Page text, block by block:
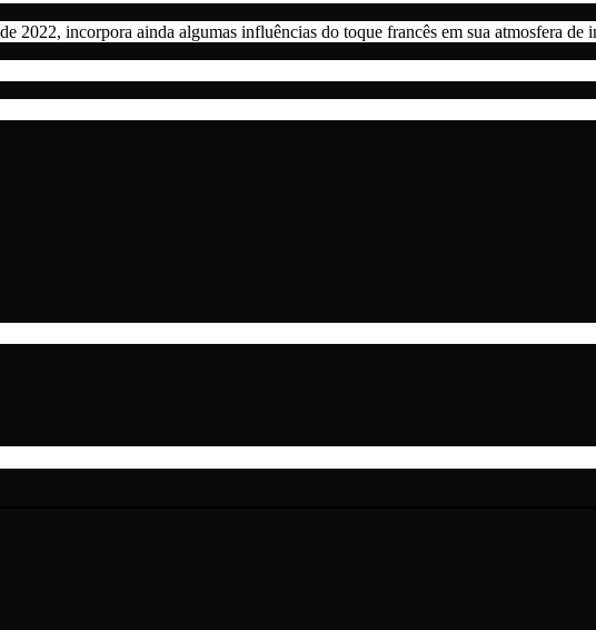
2022, incorpora ainda algumas influências do toque francês em sua atmosfera de